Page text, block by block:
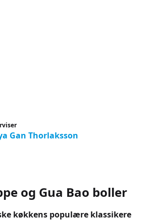
Gan Thorlaksson
og Gua Bao boller
køkkens populære klassikere